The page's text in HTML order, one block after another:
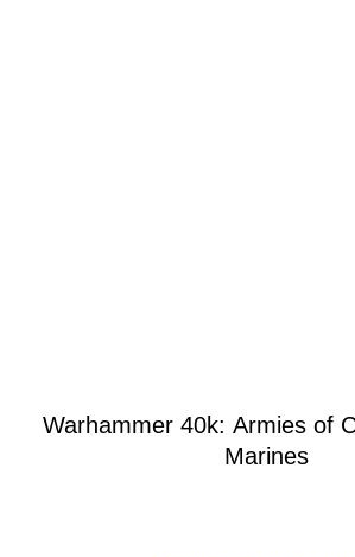
Warhammer 40k: Armies of
Marines